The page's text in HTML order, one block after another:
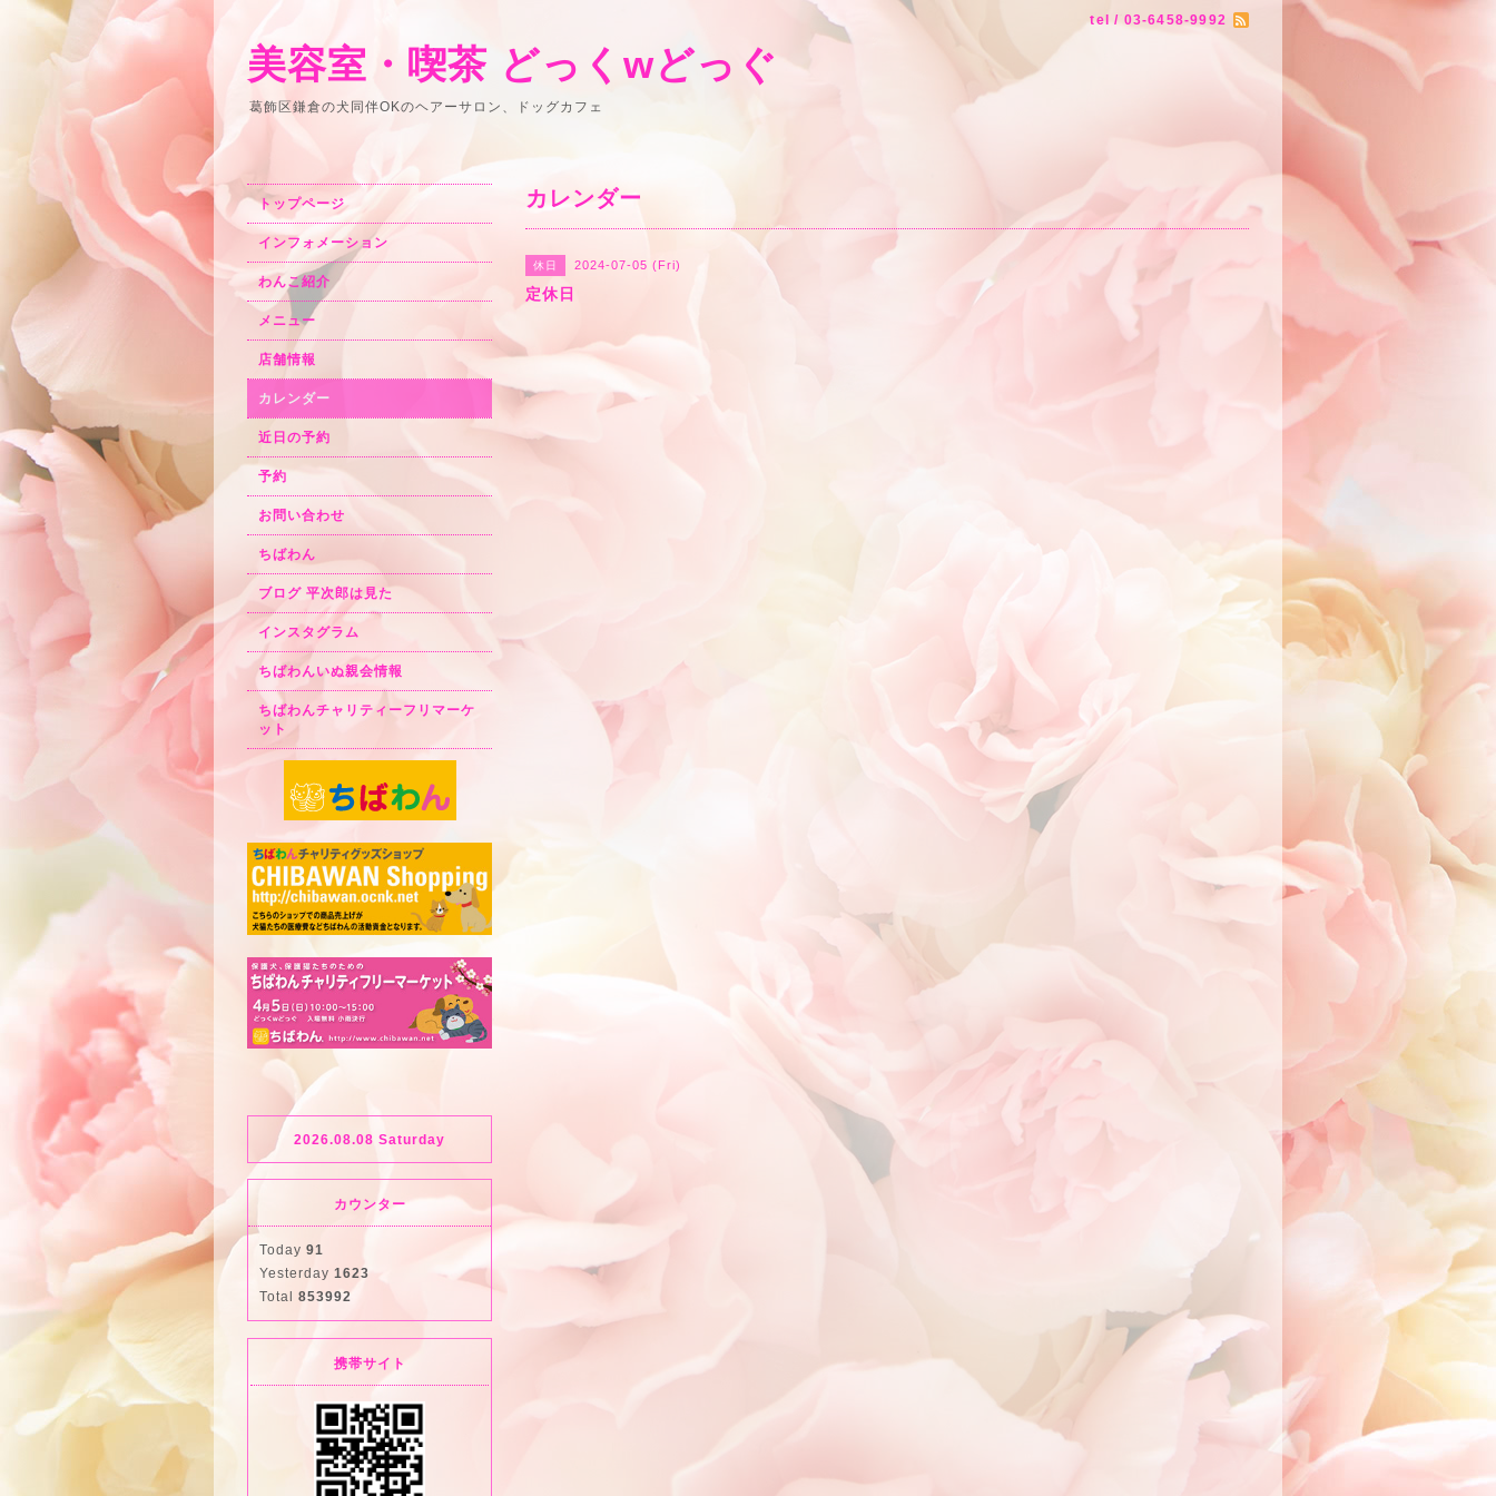
tel / 03-6458-9992
美容室・喫茶 どっくwどっぐ
葛飾区鎌倉の犬同伴OKのヘアーサロン、ドッグカフェ
カレンダー
休日 2024-07-05 (Fri)
定休日
トップページ
インフォメーション
わんこ紹介
メニュー
店舗情報
カレンダー
近日の予約
予約
お問い合わせ
ちばわん
ブログ 平次郎は見た
インスタグラム
ちばわんいぬ親会情報
ちばわんチャリティーフリマーケ
ット
2026.08.08 Saturday
カウンター
Today 91
Yesterday 1623
Total 853992
携帯サイト